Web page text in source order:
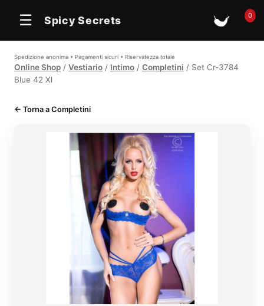
☰ Spicy Secrets 🛒0
Spedizione anonima • Pagamenti sicuri • Riservatezza totale
Online Shop / Vestiario / Intimo / Completini / Set Cr-3784
Blue 42 Xl
← Torna a Completini
In
In
In